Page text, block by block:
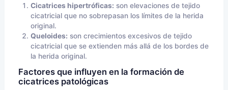
Cicatrices hipertróficas: son elevaciones de tejido
cicatricial que no sobrepasan los límites de la herida
original.
Queloides: son crecimientos excesivos de tejido
cicatricial que se extienden más allá de los bordes de
la herida original.
Factores que influyen en la formación de
cicatrices patológicas